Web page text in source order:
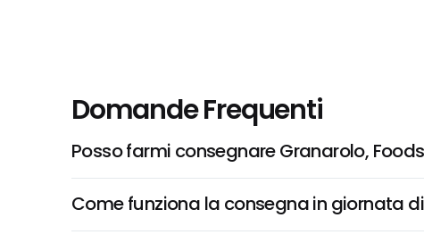
Domande Frequenti
Posso farmi consegnare Granarolo,
Come funziona la consegna in giornata di